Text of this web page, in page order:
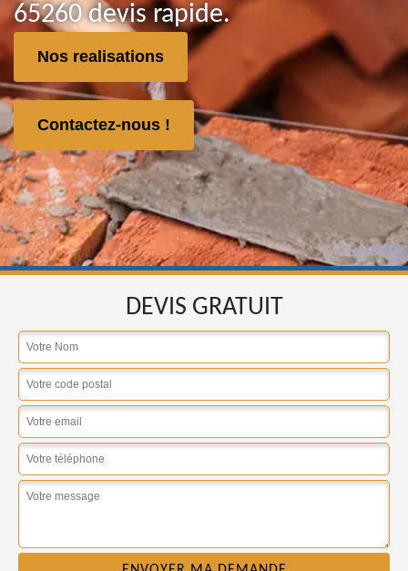
65260 devis rapide.
Nos realisations
Contactez-nous !
DEVIS GRATUIT